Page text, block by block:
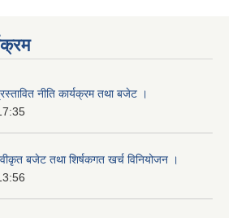
नीति कार्यक्रम तथा बजेट ।
बजेट तथा शिर्षकगत खर्च विनियोजन ।